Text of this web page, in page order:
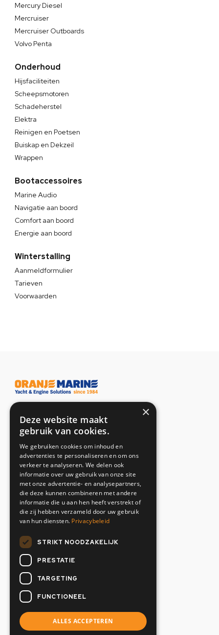
Mercury Diesel
Mercruiser
Mercruiser Outboards
Volvo Penta
Onderhoud
Hijsfaciliteiten
Scheepsmotoren
Schadeherstel
Elektra
Reinigen en Poetsen
Buiskap en Dekzeil
Wrappen
Bootaccessoires
Marine Audio
Navigatie aan boord
Comfort aan boord
Energie aan boord
Winterstalling
Aanmeldformulier
Tarieven
Voorwaarden
Adresgegevens
Toetsenbordweg 37
1033 MZ Amsterdam
Nederland
Contactgegevens
+31(0)20 634 12 02
info@oranjemarine.nl
Openingstijden
Maandag t/m vrijdag
07:00 - 17.00 uur
Zaterdag & Zondag
×
Deze website maakt
gebruik van cookies.
We gebruiken cookies om inhoud en
advertenties te personaliseren en om ons
verkeer te analyseren. We delen ook
informatie over uw gebruik van onze site
met onze advertentie- en analysepartners,
die deze kunnen combineren met andere
informatie die u aan hen heeft verstrekt of
die zij hebben verzameld door uw gebruik
van hun diensten. Privacybeleid
STRIKT NOODZAKELIJK
PRESTATIE
TARGETING
FUNCTIONEEL
ALLES ACCEPTEREN